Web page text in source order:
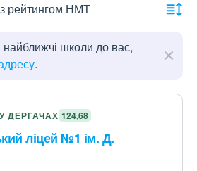
рейтингом НМТ
школи до вас,
.
ДЕРГАЧАХ 124,68
ліцей №1 ім. Д.